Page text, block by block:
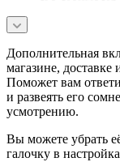
Дополнительная
магазине,
Поможет вам
и развеять его
усмотрению.
Вы можете убрать
галочку в